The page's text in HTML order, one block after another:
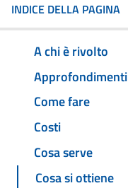
INDICE DELLA PAGINA
A chi è rivolto
Approfondimenti
Come fare
Costi
Cosa serve
Cosa si ottiene